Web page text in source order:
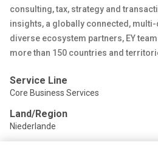
consulting, tax, strategy and
insights, a globally connected,
diverse ecosystem partners, EY
more than 150 countries and
Service Line
Core Business Services
Land/Region
Niederlande